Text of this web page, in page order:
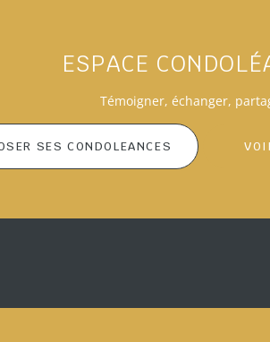
ESPACE
Témoigner, échanger,
SES CONDOLEANCES